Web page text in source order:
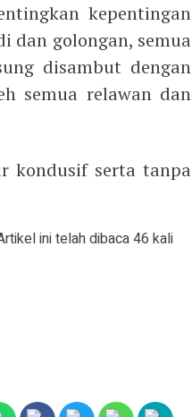
kepentingan
dan golongan, semua
disambut dengan
semua relawan dan
kondusif serta tanpa
ini telah dibaca 46 kali